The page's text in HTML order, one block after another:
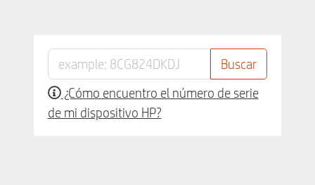
¿Cómo encuentro el número de serie
de mi dispositivo HP?